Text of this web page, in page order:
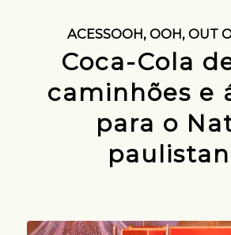
ACESSOOH,OOH,OUT
Coca-Cola
caminhões e
para o